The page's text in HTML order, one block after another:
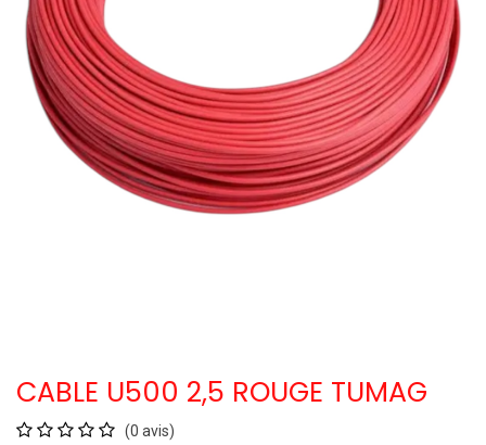
CABLE U500 2,5 ROUGE TUMAG
(0 avis)